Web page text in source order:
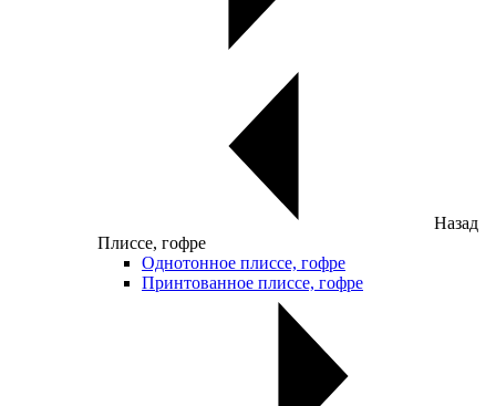
Назад
Плиссе, гофре
Однотонное плиссе, гофре
Принтованное плиссе, гофре